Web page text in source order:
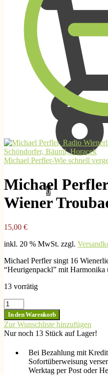
0,00€ 0
Michael Perfler-Wie schnell
Michael
Wiener
15,00 €
inkl. 20 % MwSt. zzgl.
Michael Perfler singt 16
“Heurigenpackl” mit Harmonika
13 vorrätig
Michael
Perfler-
Ich
bin
a
Troubadour
In den Warenkorb
Zur Wunschliste hinzufügen
Nur noch 13 Stück auf Lager!
Bei Bezahlung mit
Sofortüberweisung
Werktag per Post oder